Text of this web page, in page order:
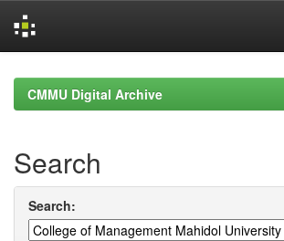
navigationCMMU Digital Archive
Search
Search: